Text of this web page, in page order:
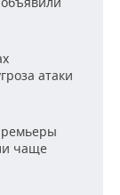
атаки
чаще